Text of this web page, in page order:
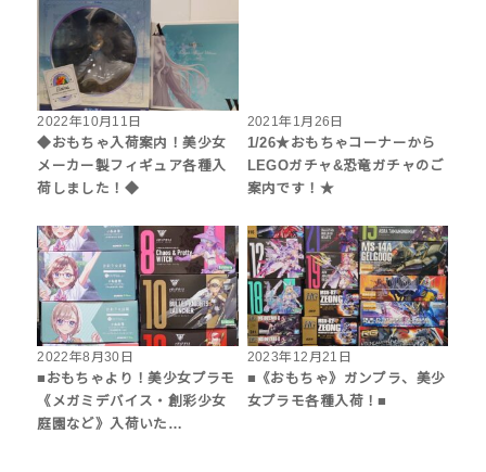
2022年10月11日
◆おもちゃ入荷案内！美少女
メーカー製フィギュア各種入
荷しました！◆
2021年1月26日
1/26★おもちゃコーナーから
LEGOガチャ&恐竜ガチャのご
案内です！★
2022年8月30日
■おもちゃより！美少女プラモ
《メガミデバイス・創彩少女
庭園など》入荷いた…
2023年12月21日
■《おもちゃ》ガンプラ、美少
女プラモ各種入荷！■